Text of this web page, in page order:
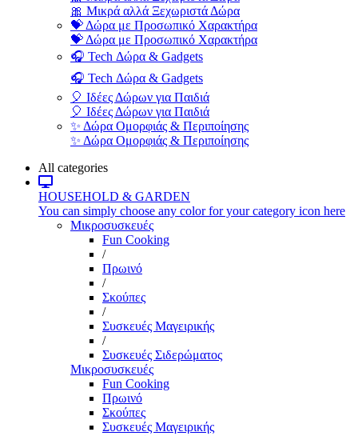
🎀 Μικρά αλλά Ξεχωριστά Δώρα
💝 Δώρα με Προσωπικό Χαρακτήρα
💝 Δώρα με Προσωπικό Χαρακτήρα
🎧 Tech Δώρα & Gadgets
🎧 Tech Δώρα & Gadgets
🎈 Ιδέες Δώρων για Παιδιά
🎈 Ιδέες Δώρων για Παιδιά
✨ Δώρα Ομορφιάς & Περιποίησης
✨ Δώρα Ομορφιάς & Περιποίησης
All categories
HOUSEHOLD & GARDEN
You can simply choose any color for your category icon here
Μικροσυσκευές
Fun Cooking
/
Πρωινό
/
Σκούπες
/
Συσκευές Μαγειρικής
/
Συσκευές Σιδερώματος
Μικροσυσκευές
Fun Cooking
Πρωινό
Σκούπες
Συσκευές Μαγειρικής